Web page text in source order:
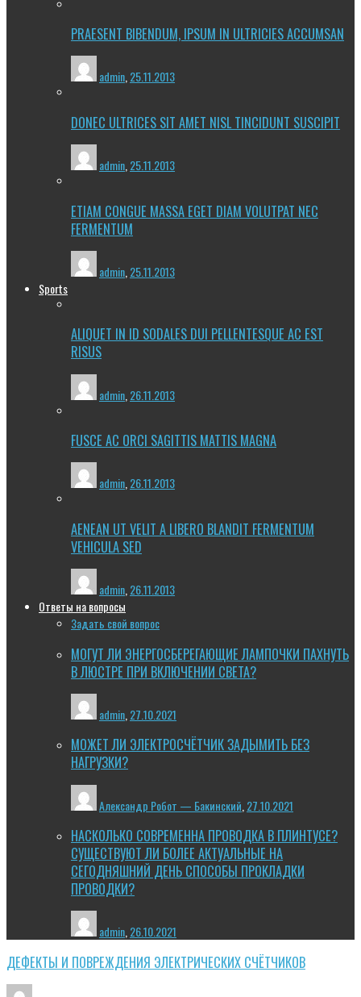
PRAESENT BIBENDUM, IPSUM IN ULTRICIES ACCUMSAN
admin,25.11.2013
DONEC ULTRICES SIT AMET NISL TINCIDUNT SUSCIPIT
admin 25.11.2013
ETIAM CONGUE MASSA EGET DIAM VOLUTPAT NEC
FERMENTUM
admin 25.11.2013
Sports
ALIQUET IN ID SODALES DUI PELLENTESQUE AC EST
RISUS
admin 26.11.2013
FUSCE AC ORCI SAGITTIS MATTIS MAGNA
admin,26.11.2013
AENEAN UT VELIT A LIBERO BLANDIT FERMENTUM
VEHICULA SED
admin 26.11.2013
Ответы на вопросы
Задать свой вопрос
МОГУТ ЛИ ЭНЕРГОСБЕРЕГАЮЩИЕ ЛАМПОЧКИ ПАХНУТЬ
В ЛЮСТРЕ ПРИ ВКЛЮЧЕНИИ СВЕТА?
admin 27.10.2021
МОЖЕТ ЛИ ЭЛЕКТРОСЧЁТЧИК ЗАДЫМИТЬ БЕЗ
НАГРУЗКИ?
Александр Робот — Бакинский 27.10.2021
НАСКОЛЬКО СОВРЕМЕННА ПРОВОДКА В ПЛИНТУСЕ?
СУЩЕСТВУЮТ ЛИ БОЛЕЕ АКТУАЛЬНЫЕ НА
СЕГОДНЯШНИЙ ДЕНЬ СПОСОБЫ ПРОКЛАДКИ
ПРОВОДКИ?
admin,26.10.2021
ДЕФЕКТЫ И ПОВРЕЖДЕНИЯ ЭЛЕКТРИЧЕСКИХ СЧЁТЧИКОВ